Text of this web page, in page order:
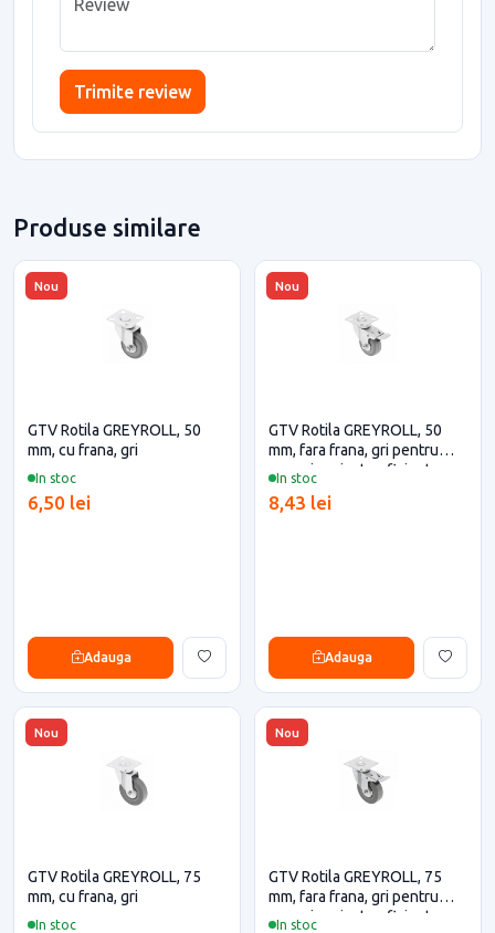
Trimite review
Produse similare
Nou
In stoc
GTV Rotila GREYROLL, 50
mm, cu frana, gri
6,50 lei
Adauga
Nou
In stoc
GTV Rotila GREYROLL, 50
mm, fara frana, gri pentru
casa si proiecte eficiente
8,43 lei
Adauga
Nou
In stoc
GTV Rotila GREYROLL, 75
mm, cu frana, gri
Nou
In stoc
GTV Rotila GREYROLL, 75
mm, fara frana, gri pentru
casa si proiecte eficiente